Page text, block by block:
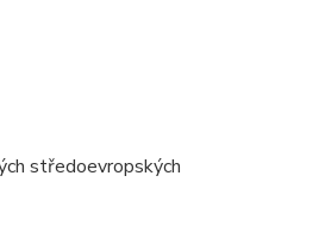
středoevropských